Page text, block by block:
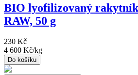
BIO lyofilizovaný
RAW, 50 g
230 Kč
4 600 Kč/kg
Do košíku